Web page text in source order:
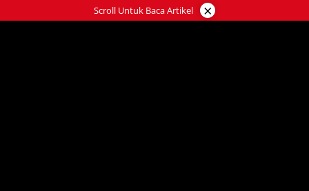
ke
Scroll Untuk Baca Artikel ×